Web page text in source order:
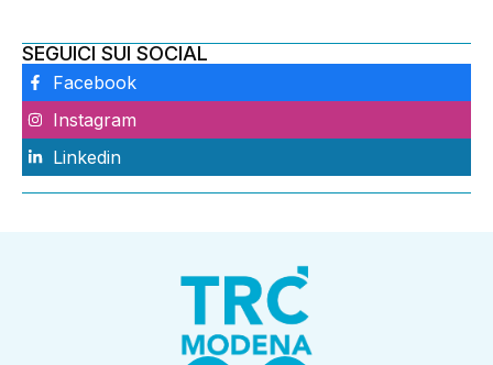
SEGUICI SUI SOCIAL
Facebook
Instagram
Linkedin